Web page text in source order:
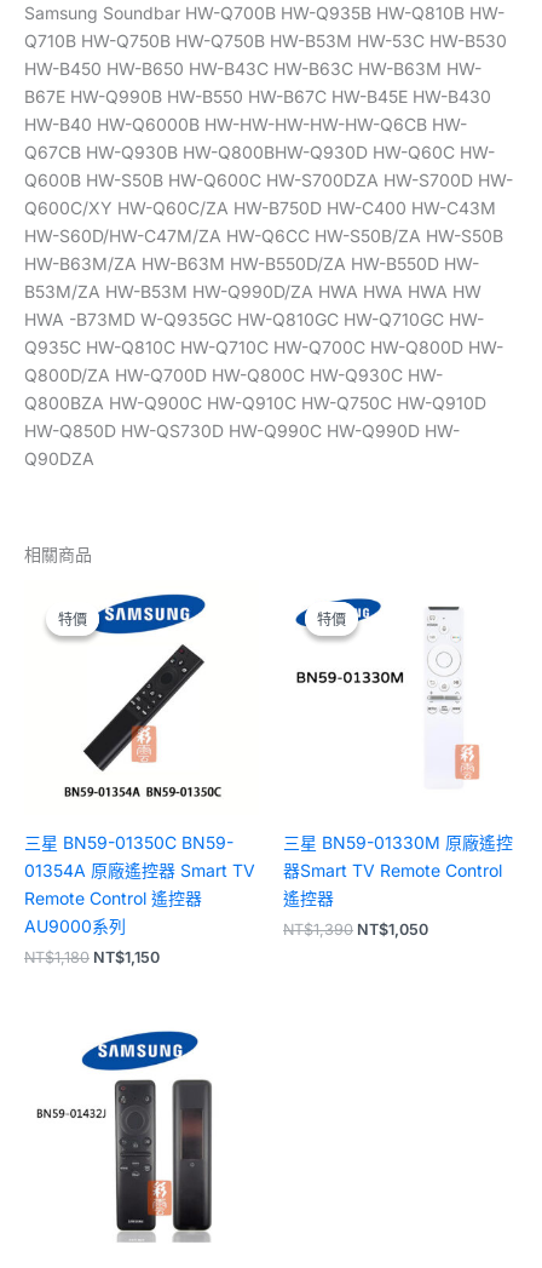
Samsung Soundbar HW-Q700B HW-Q935B HW-Q810B HW-
Q710B HW-Q750B HW-Q750B HW-B53M HW-53C HW-B530
HW-B450 HW-B650 HW-B43C HW-B63C HW-B63M HW-
B67E HW-Q990B HW-B550 HW-B67C HW-B45E HW-B430
HW-B40 HW-Q6000B HW-HW-HW-HW-HW-Q6CB HW-
Q67CB HW-Q930B HW-Q800BHW-Q930D HW-Q60C HW-
Q600B HW-S50B HW-Q600C HW-S700DZA HW-S700D HW-
Q600C/XY HW-Q60C/ZA HW-B750D HW-C400 HW-C43M
HW-S60D/HW-C47M/ZA HW-Q6CC HW-S50B/ZA HW-S50B
HW-B63M/ZA HW-B63M HW-B550D/ZA HW-B550D HW-
B53M/ZA HW-B53M HW-Q990D/ZA HWA HWA HWA HW
HWA -B73MD W-Q935GC HW-Q810GC HW-Q710GC HW-
Q935C HW-Q810C HW-Q710C HW-Q700C HW-Q800D HW-
Q800D/ZA HW-Q700D HW-Q800C HW-Q930C HW-
Q800BZA HW-Q900C HW-Q910C HW-Q750C HW-Q910D
HW-Q850D HW-QS730D HW-Q990C HW-Q990D HW-
Q90DZA
相關商品
特價
特價
三星 BN59-01350C BN59-
01354A 原廠遙控器 Smart TV
Remote Control 遙控器
AU9000系列
NT$1,180
始
價
NT$1,180。
NT$1,150
前
價
格：
NT$1,150。
特價
特價
三星 BN59-01330M 原廠遙控
器Smart TV Remote Control
遙控器
NT$1,390
始
價
NT$1,390。
NT$1,050
前
價
格：
NT$1,050。